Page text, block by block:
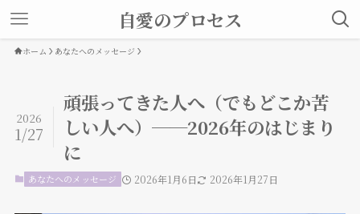
自愛のプロセス
ホーム あなたへのメッセージ
頑張ってきた人へ（でもどこか苦
しい人へ）──2026年のはじまり
に
2026
1/27
あなたへのメッセージ 2026年1月6日 2026年1月27日